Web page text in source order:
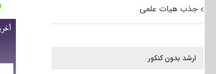
جذب هیات علمی
ارشد بدون کنکور